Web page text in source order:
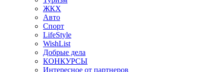
ЖКХ
Авто
Спорт
LifeStyle
WishList
Добрые дела
КОНКУРСЫ
Интересное от партнеров